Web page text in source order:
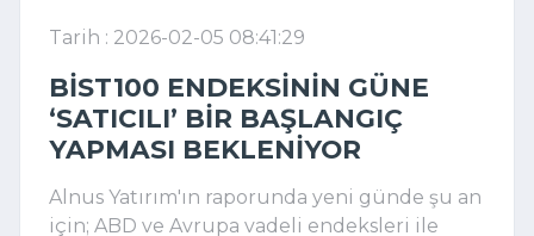
Tarih : 2026-02-05 08:41:29
BİST100 ENDEKSININ GÜNE
‘SATICILI’ BIR BAŞLANGIÇ
YAPMASI BEKLENIYOR
Alnus Yatırım'ın raporunda yeni günde şu an
için; ABD ve Avrupa vadeli endeksleri ile